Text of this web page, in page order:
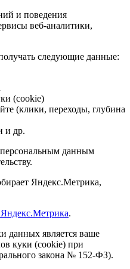
и поведения
веб-аналитики,
следующие данные:
(cookie)
(клики, переходы, глубина
и др.
данным
Яндекс.Метрика,
Яндекс.Метрика.
данных является ваше
куки (cookie) при
закона № 152-ФЗ).